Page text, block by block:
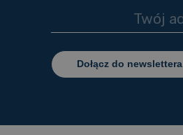
Dołącz do newslettera